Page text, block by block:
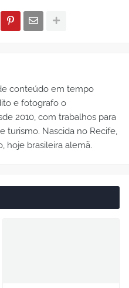
conteúdo em tempo
e fotografo o
2010, com trabalhos para
turismo. Nascida no Recife,
hoje brasileira alemã.